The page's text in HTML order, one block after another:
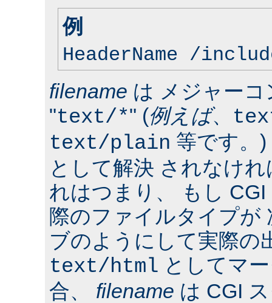
例
HeaderName /
filename は メジャー
"text/*" (例えば、
text/plain 等です。
として解決 されなけ
れはつまり、 もし
際のファイルタイプが
ブのようにして実際の
text/html としてマ
合、 filename は CGI